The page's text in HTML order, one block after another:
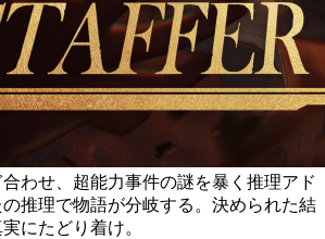
わせ、超能力事件の謎を暴く推理アド
推理で物語が分岐する。決められた結
にたどり着け。